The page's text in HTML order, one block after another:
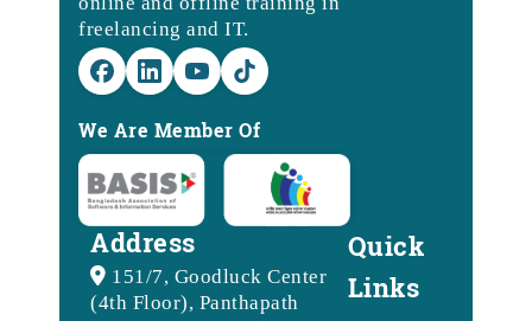
freelancing and IT.
We Are Member Of
Address
151/7, Goodluck Center
(4th Floor), Panthapath
Quick
Links